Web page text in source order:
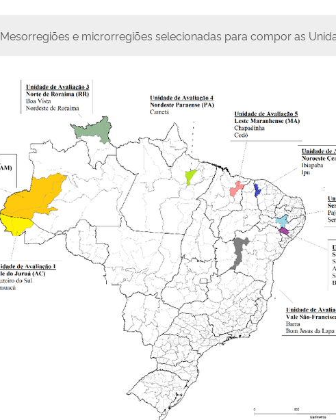
Mesorregiões e microrregiões selecionadas para compor as